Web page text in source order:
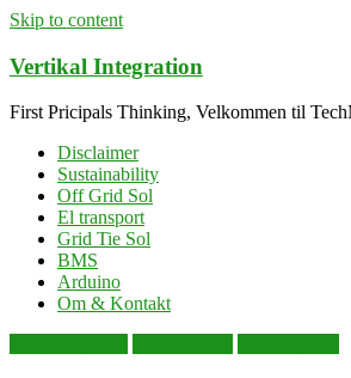
Skip to content
Vertikal Integration
First Pricipals Thinking, Velkommen til
Disclaimer
Sustainability
Off Grid Sol
El transport
Grid Tie Sol
BMS
Arduino
Om & Kontakt